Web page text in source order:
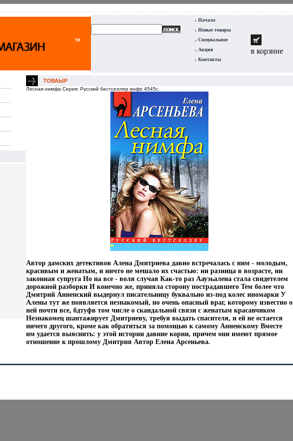
Начало
Новые товары
Специальное
Акция
Контакты
в корзине
ТОВАЫР
Лесная нимфа Серия: Русский бестселлер инфо 4545c.
Автор дамских детективов Алена Дмитриева давно встречалась с ним - молодым,
красивым и женатым, и ничто не мешало их счастью: ни разница в возрасте, ни
законная супруга Но на все - воля случая Как-то раз Аауэьалена стала свидетелем
дорожной разборки И конечно же, приняла сторону пострадавшего Тем более что
Дмитрий Анненский выдернул писательницу буквально из-под колес иномарки У
Алены тут же появляется незнакомый, но очень опасный враг, которому известно о
ней почти все, бдтуфв том числе о скандальной связи с женатым красавчиком
Незнакомец шантажирует Дмитриеву, требуя выдать спасителя, и ей не остается
ничего другого, кроме как обратиться за помощью к самому Анненскому Вместе
им удается выяснить: у этой истории давние корни, причем они имеют прямое
отношение к прошлому Дмитрия Автор Елена Арсеньева.